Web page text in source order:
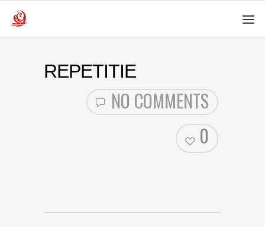
REPETITIE
NO COMMENTS
0